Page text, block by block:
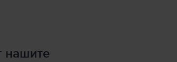
нашите